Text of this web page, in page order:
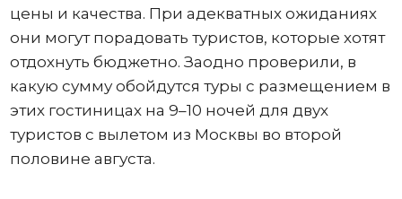
цены и качества. При адекватных ожиданиях
они могут порадовать туристов, которые хотят
отдохнуть бюджетно. Заодно проверили, в
какую сумму обойдутся туры с размещением в
этих гостиницах на 9–10 ночей для двух
туристов с вылетом из Москвы во второй
половине августа.